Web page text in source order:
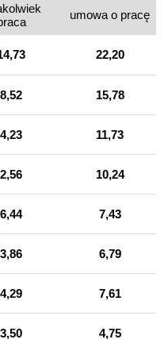
umowa o pracę
22,20
8,52 15,78
4,23 11,73
2,56 10,24
6,44 7,43
3,86 6,79
4,29 7,61
3,50 4,75